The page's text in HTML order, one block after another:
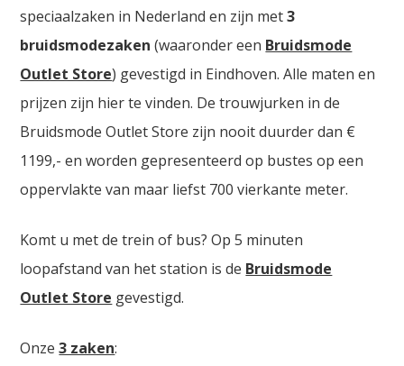
speciaalzaken in Nederland en zijn met3
bruidsmodezaken (waaronder een Bruidsmode
Outlet Store) gevestigd in Eindhoven. Alle maten en
prijzen zijn hier te vinden. De trouwjurken in de
Bruidsmode Outlet Store zijn nooit duurder dan €
1199,- en worden gepresenteerd op bustes op een
oppervlakte van maar liefst 700 vierkante meter.
Komt u met de trein of bus? Op 5 minuten
loopafstand van het station is de Bruidsmode
Outlet Store gevestigd.
Onze3 zaken: